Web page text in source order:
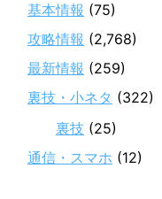
基本情報 (75)
攻略情報 (2,768)
最新情報 (259)
裏技・小ネタ (322)
裏技 (25)
通信・スマホ (12)